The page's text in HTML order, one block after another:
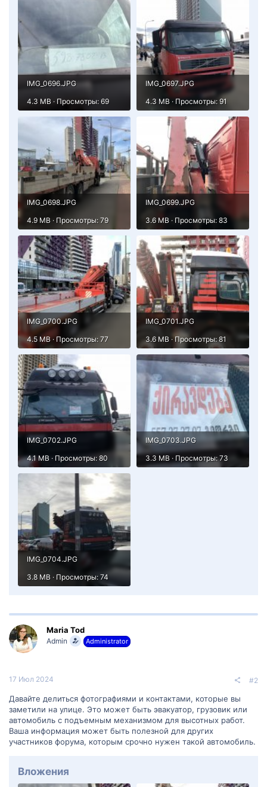
IMG_0696.JPG
4.3 MB · Просмотры: 69
IMG_0697.JPG
4.3 MB · Просмотры: 91
IMG_0698.JPG
4.9 MB · Просмотры: 79
IMG_0699.JPG
3.6 MB · Просмотры: 83
IMG_0700.JPG
4.5 MB · Просмотры: 77
IMG_0701.JPG
3.6 MB · Просмотры: 81
IMG_0702.JPG
4.1 MB · Просмотры: 80
IMG_0703.JPG
3.3 MB · Просмотры: 73
IMG_0704.JPG
3.8 MB · Просмотры: 74
Maria Tod
Admin Administrator
17 Июл 2024 #2
Давайте делиться фотографиями и контактами, которые вы
заметили на улице. Это может быть эвакуатор, грузовик или
автомобиль с подъемным механизмом для высотных работ.
Ваша информация может быть полезной для других
участников форума, которым срочно нужен такой автомобиль.
Вложения